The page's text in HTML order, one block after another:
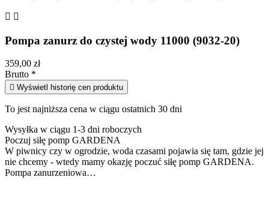
 
Pompa zanurz do czystej wody 11000 (9032-20)
359,00 zł
Brutto *
 Wyświetl historię cen produktu
To jest najniższa cena w ciągu ostatnich 30 dni
Wysyłka w ciągu 1-3 dni roboczych
Poczuj siłę pomp GARDENA
W piwnicy czy w ogrodzie, woda czasami pojawia się tam, gdzie jej
nie chcemy - wtedy mamy okazję poczuć siłę pomp GARDENA.
Pompa zanurzeniowa…